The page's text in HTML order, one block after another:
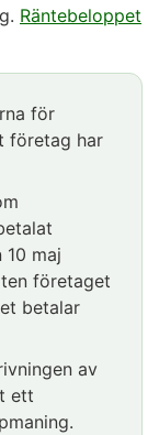
Räntebeloppet
för
företag har
maj
företaget
betalar
av
ett